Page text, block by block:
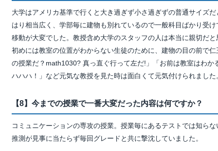
大学はアメリカ基準で行くと大き過ぎず小さ過ぎずの普通サイズ
はり相当広く、学部毎に建物も別れているので一般科目ばかり受
移動が大変でした。教授含め大学のスタッフの人は本当に親切だ
初めには教室の位置がわからない生徒のために、建物の目の前で
の授業だ？math1030? 真っ直ぐ行って左だ!」「お前は教室はわか
ハハハ！」など元気な教授を見た時は面白くて元気付けられました
【8】今までの授業で一番大変だった内容は何ですか？
コミュニケーションの専攻の授業。授業毎にあるテストでは知ら
推測が見事に当たらず毎回グレードと共に撃沈していました。